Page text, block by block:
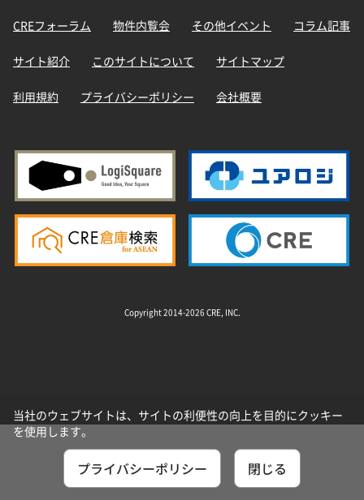
CREフォーラム 物件内覧会 その他イベント コラム記事
サイト紹介 このサイトについて サイトマップ
利用規約 プライバシーポリシー 会社概要
Copyright 2014-2026 CRE, INC.
当社のウェブサイトは、サイトの利便性の向上を目的にクッキー
を使用します。
プライバシーポリシー 閉じる